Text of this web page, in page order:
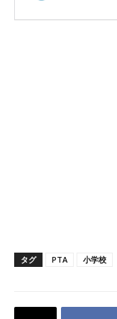
タグ PTA 小学校